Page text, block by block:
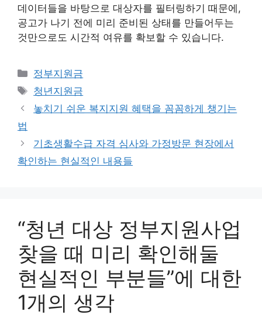
데이터들을 바탕으로 대상자를 필터링하기 때문에,
공고가 나기 전에 미리 준비된 상태를 만들어두는
것만으로도 시간적 여유를 확보할 수 있습니다.
카
테
고
리
정부지원금
태
그
청년지원금
놓치기 쉬운 복지지원 혜택을 꼼꼼하게 챙기는
법
기초생활수급 자격 심사와 가정방문 현장에서
확인하는 현실적인 내용들
“청년 대상 정부지원사업
찾을 때 미리 확인해둘
현실적인 부분들”에 대한
1개의 생각